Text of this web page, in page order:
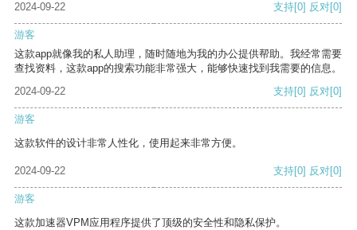
2024-09-22 支持[0] 反对[0]
游客
这款app就像我的私人助理，随时随地为我的办公提供帮助。我经常需要
查找资料，这款app的搜索功能非常强大，能够快速找到我需要的信息。
2024-09-22
支持[0] 反对[0]
游客
这款软件的设计非常人性化，使用起来非常方便。
2024-09-22 支持[0] 反对[0]
游客
这款加速器VPM应用程序提供了顶级的安全性和隐私保护。